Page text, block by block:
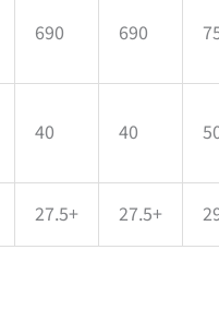
690 690
40 40
27.5+ 27.5+